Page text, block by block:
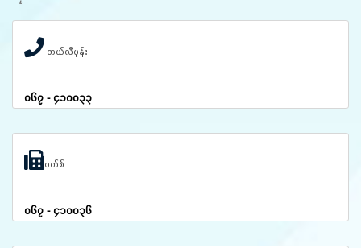
တယ်လီဖုန်း
၀၆၇ - ၄၁၀၀၃၃
ဖက်စ်
၀၆၇ - ၄၁၀၀၃၆